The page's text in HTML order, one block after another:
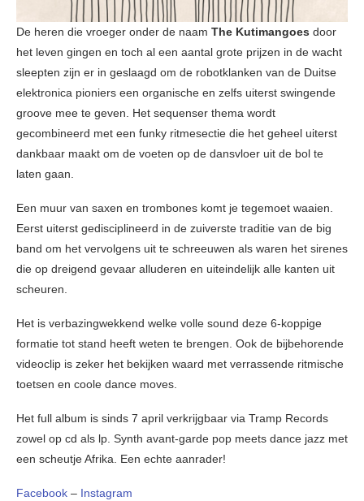
De heren die vroeger onder de naam The Kutimangoes door
het leven gingen en toch al een aantal grote prijzen in de wacht
sleepten zijn er in geslaagd om de robotklanken van de Duitse
elektronica pioniers een organische en zelfs uiterst swingende
groove mee te geven. Het sequenser thema wordt
gecombineerd met een funky ritmesectie die het geheel uiterst
dankbaar maakt om de voeten op de dansvloer uit de bol te
laten gaan.
Een muur van saxen en trombones komt je tegemoet waaien.
Eerst uiterst gedisciplineerd in de zuiverste traditie van de big
band om het vervolgens uit te schreeuwen als waren het sirenes
die op dreigend gevaar alluderen en uiteindelijk alle kanten uit
scheuren.
Het is verbazingwekkend welke volle sound deze 6-koppige
formatie tot stand heeft weten te brengen. Ook de bijbehorende
videoclip is zeker het bekijken waard met verrassende ritmische
toetsen en coole dance moves.
Het full album is sinds 7 april verkrijgbaar via Tramp Records
zowel op cd als lp. Synth avant-garde pop meets dance jazz met
een scheutje Afrika. Een echte aanrader!
Facebook – Instagram